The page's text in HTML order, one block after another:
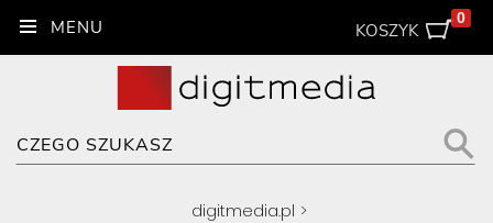
KOSZYK
0
digitmedia.pl >